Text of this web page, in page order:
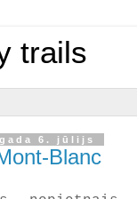
trails
6. jūlijs
Blanc